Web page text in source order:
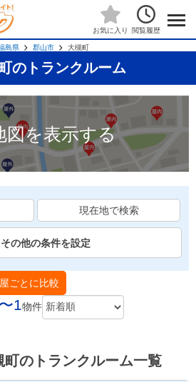
お気に入り 閲覧履歴
島県 郡山市 大槻町
のトランクルーム
図を表示する
現在地で検索
その他の条件を設定
ごとに比較
1物件
のトランクルーム一覧